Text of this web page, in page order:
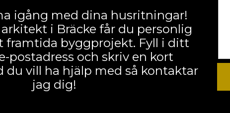
igång med dina husritningar!
i Bräcke får du personlig
framtida byggprojekt. Fyll i ditt
postadress och skriv en kort
du vill ha hjälp med så kontaktar
jag dig!